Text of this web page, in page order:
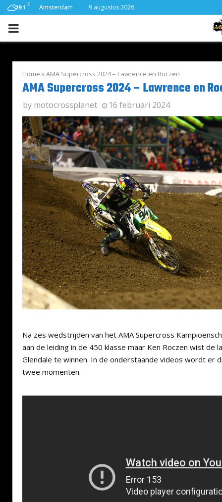
29.1 C Amsterdam 9 augustus 2026
PRIMARY
Home »AMA Supercross 2024 – Lawrence en Roczen
AMA Supercross 2024 – Lawrence en
by motocrossplanet 16 februari 2024
Na zes wedstrijden van het AMA Supercross
aan de leiding in de 450 klasse maar Ken Roczen wist de
Glendale te winnen. In de onderstaande videos wordt er
twee momenten.